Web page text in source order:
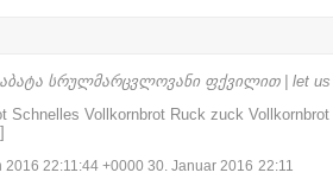
სრულმარცვლოვანი ფქვილით | let us
Vollkornbrot Ruck zuck
2016 22:11:44 +0000 30. Januar 2016 22:11